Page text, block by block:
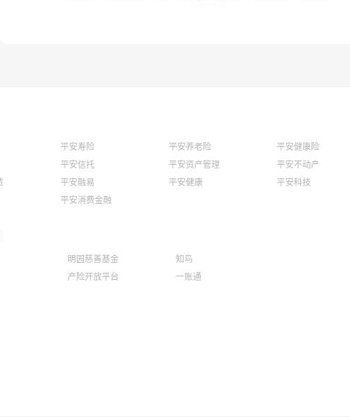
平安寿险 平安养老险
平安健康险
平安信托 平安资产管理
平安不动产
平安融易 平安健康
平安科技
平安消费金融
明园慈善基金
知鸟
产险开放平台 一账通